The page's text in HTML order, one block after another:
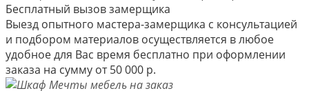
Бесплатный вызов замерщика
Выезд опытного мастера-замерщика с консультацией
и подбором материалов осуществляется в любое
удобное для Вас время бесплатно при оформлении
заказа на сумму от 50 000 р.